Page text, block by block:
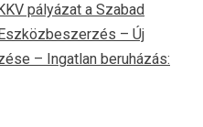
pályázat a Szabad
– Új
– Ingatlan beruházás: